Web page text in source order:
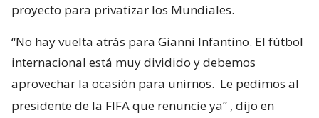
proyecto para privatizar los Mundiales.
“No hay vuelta atrás para Gianni Infantino. El fútbol
internacional está muy dividido y debemos
aprovechar la ocasión para unirnos. Le pedimos al
presidente de la FIFA que renuncie ya” , dijo en